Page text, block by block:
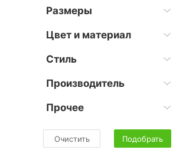
Размеры
Цвет и материал
Стиль
Производитель
Прочее
Очистить Подобрать